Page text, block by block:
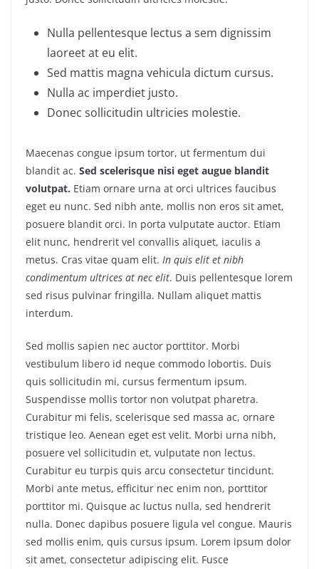
Nulla pellentesque lectus a sem dignissim
laoreet at eu elit.
Sed mattis magna vehicula dictum cursus.
Nulla ac imperdiet justo.
Donec sollicitudin ultricies molestie.
Maecenas congue ipsum tortor, ut fermentum dui
blandit ac. Sed scelerisque nisi eget augue blandit
volutpat. Etiam ornare urna at orci ultrices faucibus
eget eu nunc. Sed nibh ante, mollis non eros sit amet,
posuere blandit orci. In porta vulputate auctor. Etiam
elit nunc, hendrerit vel convallis aliquet, iaculis a
metus. Cras vitae quam elit. In quis elit et nibh
condimentum ultrices at nec elit. Duis pellentesque lorem
sed risus pulvinar fringilla. Nullam aliquet mattis
interdum.
Sed mollis sapien nec auctor porttitor. Morbi
vestibulum libero id neque commodo lobortis. Duis
quis sollicitudin mi, cursus fermentum ipsum.
Suspendisse mollis tortor non volutpat pharetra.
Curabitur mi felis, scelerisque sed massa ac, ornare
tristique leo. Aenean eget est velit. Morbi urna nibh,
posuere vel sollicitudin et, vulputate non lectus.
Curabitur eu turpis quis arcu consectetur tincidunt.
Morbi ante metus, efficitur nec enim non, porttitor
porttitor mi. Quisque ac luctus nulla, sed hendrerit
nulla. Donec dapibus posuere ligula vel congue. Mauris
sed mollis enim, quis cursus ipsum. Lorem ipsum dolor
sit amet, consectetur adipiscing elit. Fusce